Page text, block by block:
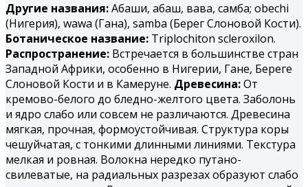
Другие названия:Абаши, абаш, вава, самба; obechi
(Нигерия), wawa (Гана), samba (Берег Слоновой Кости).
Ботаническое название: Triplochiton scleroxilon.
Распространение: Встречается в большинстве стран
Западной Африки, особенно в Нигерии, Гане, Береге
Слоновой Кости и в Камеруне. Древесина:От
кремово-белого до бледно-желтого цвета. Заболонь
и ядро слабо или совсем не различаются. Древесина
мягкая, прочная, формоустойчивая. Структура коры
чешуйчатая, с тонкими длинными линиями. Текстура
мелкая и ровная. Волокна нередко путано-
свилеватые, на радиальных разрезах образуют слабо